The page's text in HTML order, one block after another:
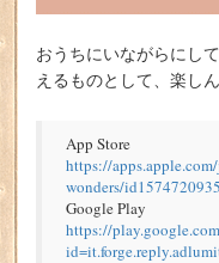
おうちにいながらにし
えるものとして、楽し
App Store
https://
wonders/id1574720935
Google Play
https://